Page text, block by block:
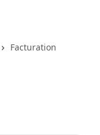
Facturation